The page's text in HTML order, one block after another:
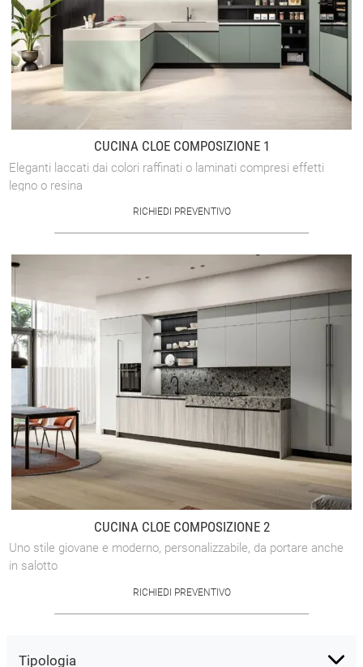
Tipologia
CUCINA CLOE COMPOSIZIONE 1
Eleganti laccati dai colori raffinati o laminati compresi effetti
legno o resina
RICHIEDI PREVENTIVO
CUCINA CLOE COMPOSIZIONE 2
Uno stile giovane e moderno, personalizzabile, da portare anche
in salotto
RICHIEDI PREVENTIVO